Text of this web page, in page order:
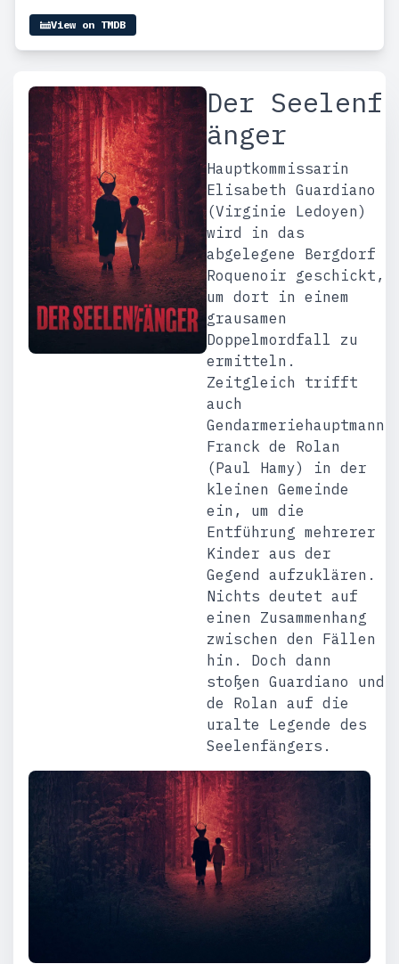
View on TMDB
Der Seelenf
änger
Hauptkommissarin
Elisabeth Guardiano
(Virginie Ledoyen)
wird in das
abgelegene Bergdorf
Roquenoir geschickt,
um dort in einem
grausamen
Doppelmordfall zu
ermitteln.
Zeitgleich trifft
auch
Gendarmeriehauptmann
Franck de Rolan
(Paul Hamy) in der
kleinen Gemeinde
ein, um die
Entführung mehrerer
Kinder aus der
Gegend aufzuklären.
Nichts deutet auf
einen Zusammenhang
zwischen den Fällen
hin. Doch dann
stoßen Guardiano und
de Rolan auf die
uralte Legende des
Seelenfängers.